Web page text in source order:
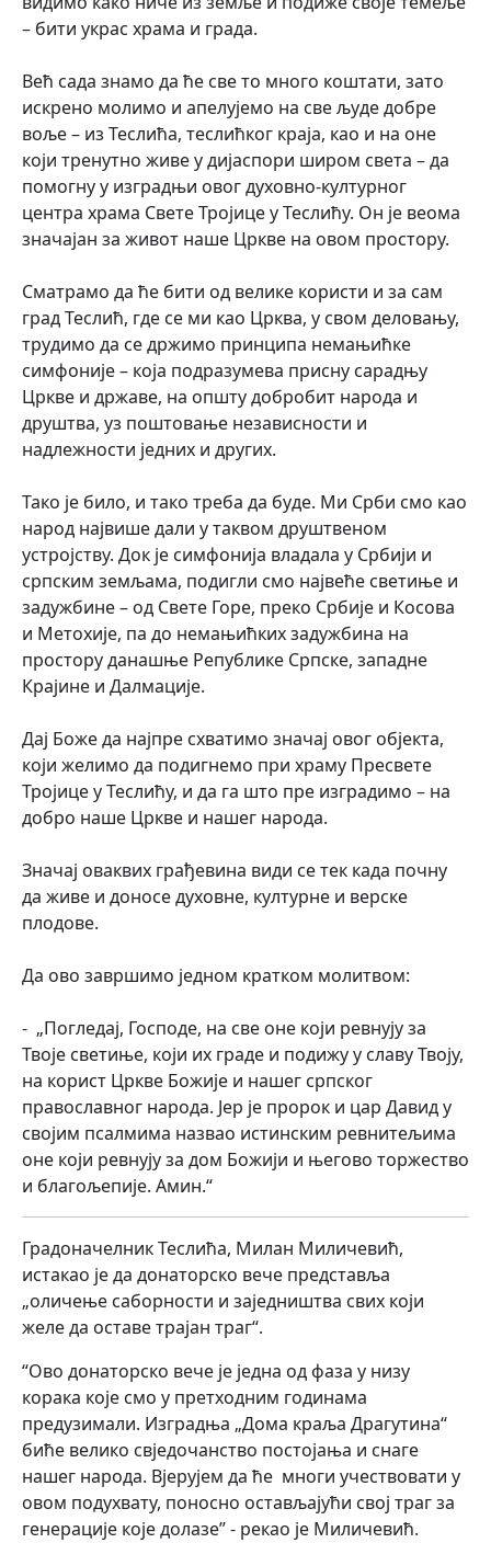
– бити украс храма и града.
Већ сада знамо да ће све то много коштати, зато
искрено молимо и апелујемо на све људе добре
воље – из Теслића, теслићког краја, као и на оне
који тренутно живе у дијаспори широм света – да
помогну у изградњи овог духовно-културног
центра храма Свете Тројице у Теслићу. Он је веома
значајан за живот наше Цркве на овом простору.
Сматрамо да ће бити од велике користи и за сам
град Теслић, где се ми као Црква, у свом деловању,
трудимо да се држимо принципа немањићке
симфоније – која подразумева присну сарадњу
Цркве и државе, на општу добробит народа и
друштва, уз поштовање независности и
надлежности једних и других.
Тако је било, и тако треба да буде. Ми Срби смо као
народ највише дали у таквом друштвеном
устројству. Док је симфонија владала у Србији и
српским земљама, подигли смо највеће светиње и
задужбине – од Свете Горе, преко Србије и Косова
и Метохије, па до немањићких задужбина на
простору данашње Републике Српске, западне
Крајине и Далмације.
Дај Боже да најпре схватимо значај овог објекта,
који желимо да подигнемо при храму Пресвете
Тројице у Теслићу, и да га што пре изградимо – на
добро наше Цркве и нашег народа.
Значај оваквих грађевина види се тек када почну
да живе и доносе духовне, културне и верске
плодове.
Да ово завршимо једном кратком молитвом:
- „Погледај, Господе, на све оне који ревнују за
Твоје светиње, који их граде и подижу у славу Твоју,
на корист Цркве Божије и нашег српског
православног народа. Јер је пророк и цар Давид у
својим псалмима назвао истинским ревнитељима
оне који ревнују за дом Божији и његово торжество
и благољепије. Амин.“
Градоначелник Теслића, Милан Миличевић,
истакао је да донаторско вече представља
„оличење саборности и заједништва свих који
желе да оставе трајан траг“.
“Ово донаторско вече је једна од фаза у низу
корака које смо у претходним годинама
предузимали. Изградња „Дома краља Драгутина“
биће велико свједочанство постојања и снаге
нашег народа. Вјерујем да ће многи учествовати у
овом подухвату, поносно остављајући свој траг за
генерације које долазе” - рекао је Миличевић.